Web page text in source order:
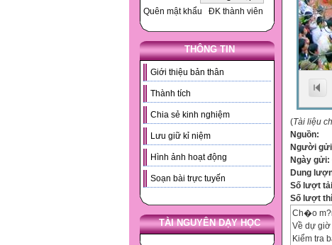
Quên mật khẩu ĐK thành viên
THÔNG TIN
Giới thiệu bản thân
Thành tích
Chia sẻ kinh nghiệm
Lưu giữ kỉ niệm
Hình ảnh hoạt động
Soạn bài trực tuyến
TÀI NGUYÊN DẠY HỌC
(Tài liệu
Nguồn:
Người
Ngày gửi:
Dung
Số lượt
Số lượt
Ch�o
Về dự
Kiểm tra